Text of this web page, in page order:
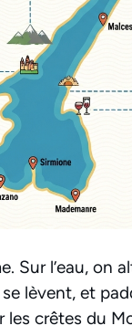
Sur l’eau, on
lèvent, et
crêtes du